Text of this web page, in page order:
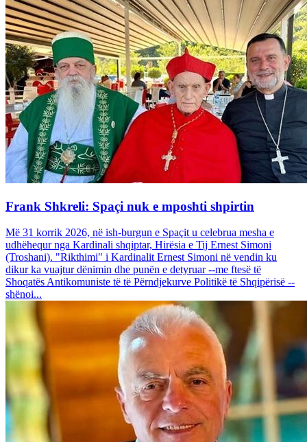
Frank Shkreli: Spaçi nuk e mposhti shpirtin
Më 31 korrik 2026, në ish-burgun e Spaçit u celebrua mesha e
udhëhequr nga Kardinali shqiptar, Hirësia e Tij Ernest Simoni
(Troshani). "Rikthimi" i Kardinalit Ernest Simoni në vendin ku
dikur ka vuajtur dënimin dhe punën e detyruar --me ftesë të
Shoqatës Antikomuniste të të Përndjekurve Politikë të Shqipërisë --
shënoi...